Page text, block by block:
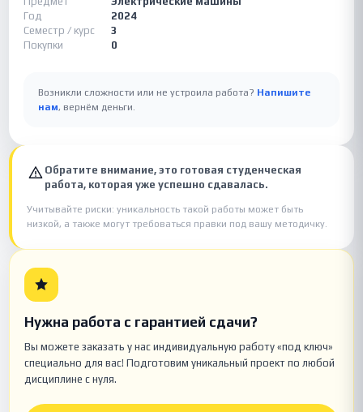
Год
2024
Семестр / курс
3
Покупки
0
Возникли сложности или не устроила работа? Напишите
нам, вернём деньги.
Обратите внимание, это готовая студенческая
работа, которая уже успешно сдавалась.
Учитывайте риски: уникальность такой работы может быть
низкой, а также могут требоваться правки под вашу методичку.
Нужна работа с гарантией сдачи?
Вы можете заказать у нас индивидуальную работу «под ключ»
специально для вас! Подготовим уникальный проект по любой
дисциплине с нуля.